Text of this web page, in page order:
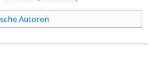
Autoren